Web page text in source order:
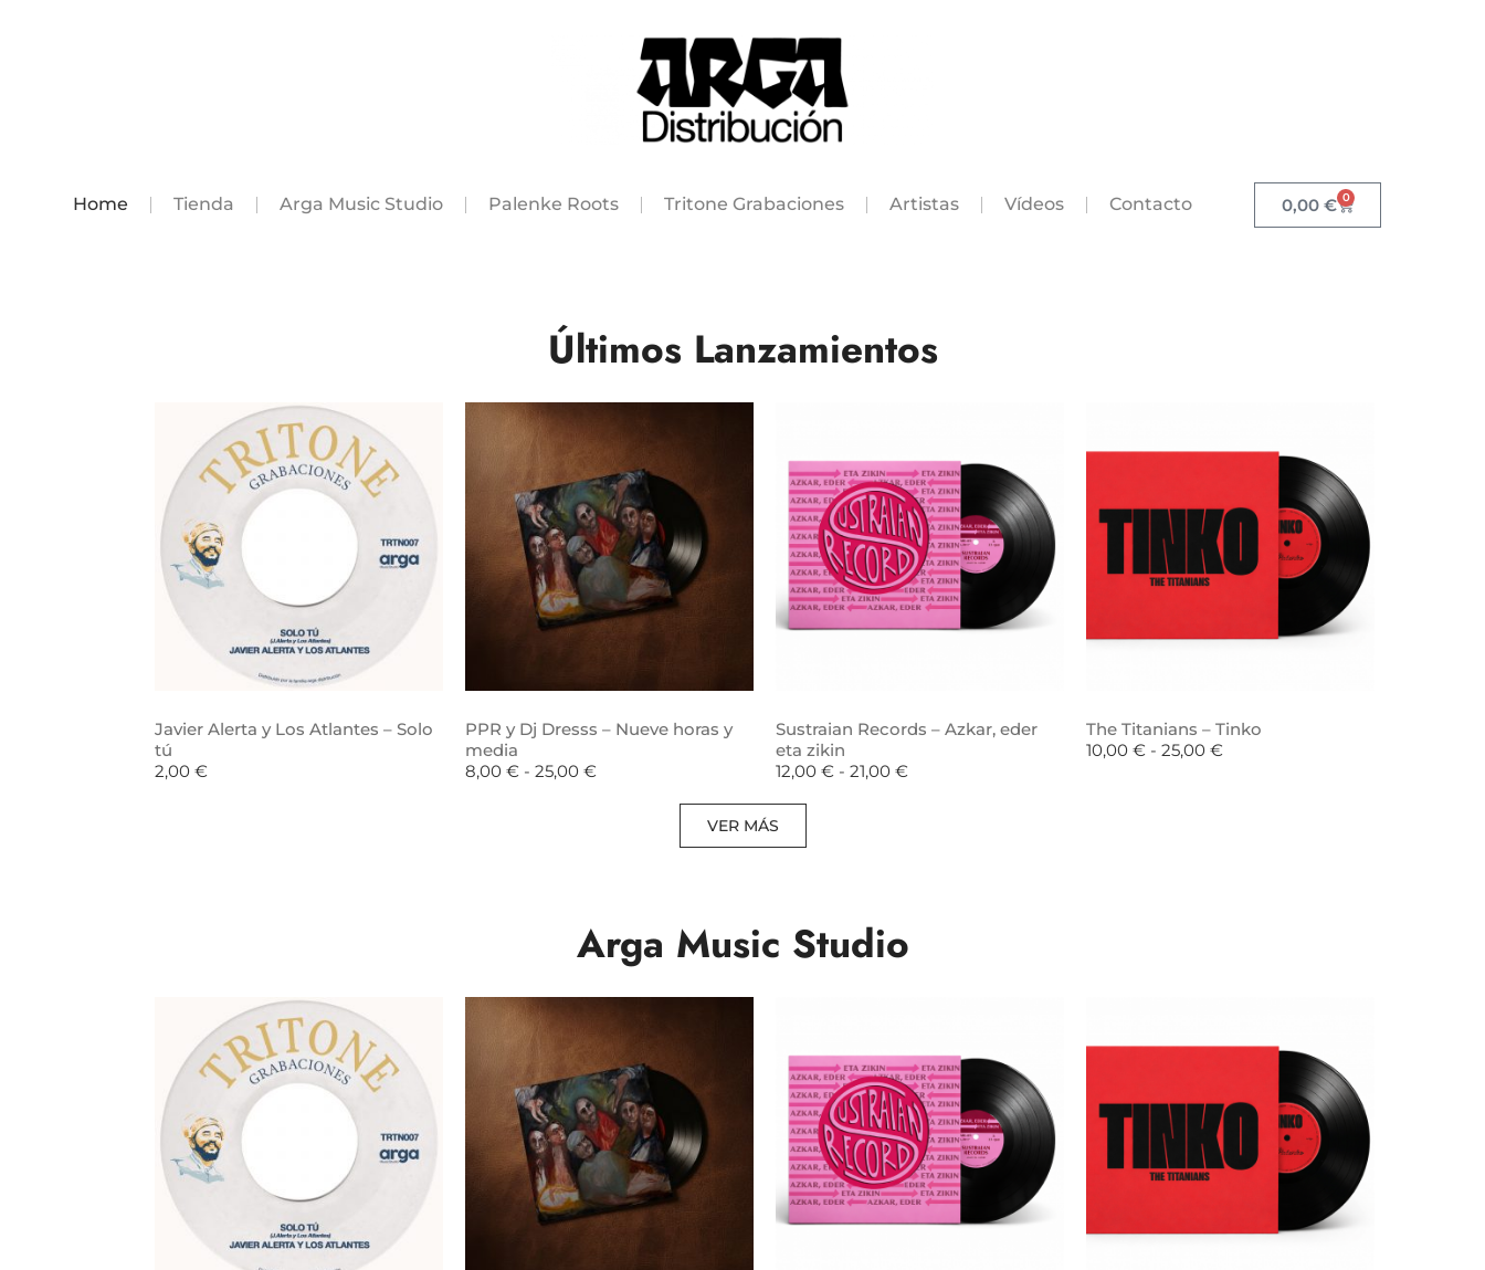
Home Tienda Arga Music Studio Palenke Roots Tritone Grabaciones Artistas Vídeos Contacto 0,00€ 0
Últimos Lanzamientos
Javier Alerta y Los Atlantes – Solo
tú
2,00 €
PPR y Dj Dresss – Nueve horas y
media
8,00 € - 25,00 €
Sustraian Records – Azkar, eder
eta zikin
12,00 € - 21,00 €
The Titanians – Tinko
10,00 € - 25,00 €
VER MÁS
Arga Music Studio